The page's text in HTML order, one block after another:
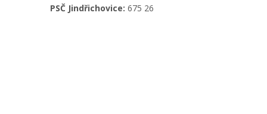
PSČ Jindřichovice: 675 26